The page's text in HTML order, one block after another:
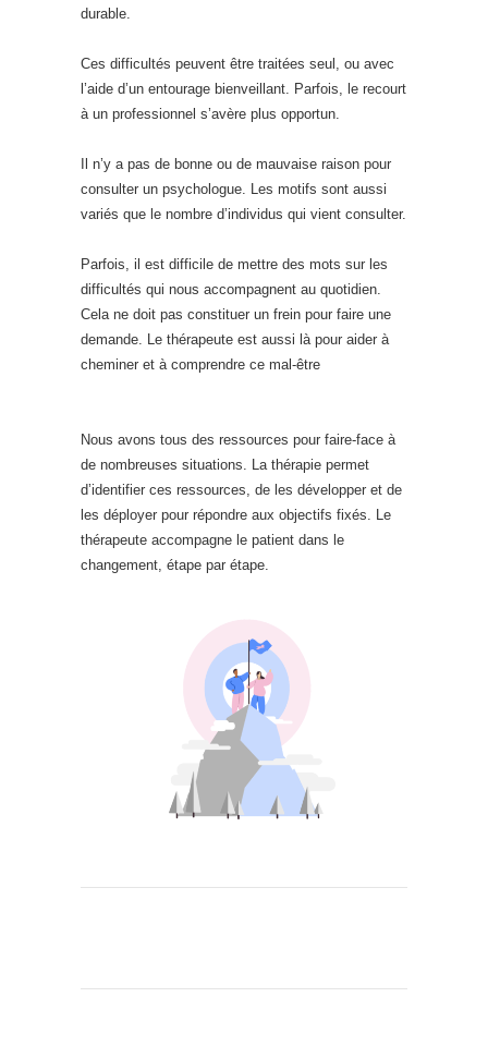
durable.
Ces difficultés peuvent être traitées seul, ou avec
l’aide d’un entourage bienveillant. Parfois, le recourt
à un professionnel s’avère plus opportun.
Il n’y a pas de bonne ou de mauvaise raison pour
consulter un psychologue. Les motifs sont aussi
variés que le nombre d’individus qui vient consulter.
Parfois, il est difficile de mettre des mots sur les
difficultés qui nous accompagnent au quotidien.
Cela ne doit pas constituer un frein pour faire une
demande. Le thérapeute est aussi là pour aider à
cheminer et à comprendre ce mal-être
Nous avons tous des ressources pour faire-face à
de nombreuses situations. La thérapie permet
d’identifier ces ressources, de les développer et de
les déployer pour répondre aux objectifs fixés. Le
thérapeute accompagne le patient dans le
changement, étape par étape.